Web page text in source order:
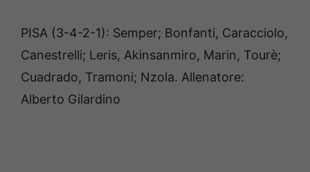
PISA (3-4-2-1): Semper; Bonfanti, Caracciolo,
Canestrelli; Leris, Akinsanmiro, Marin, Tourè;
Cuadrado, Tramoni; Nzola. Allenatore:
Alberto Gilardino